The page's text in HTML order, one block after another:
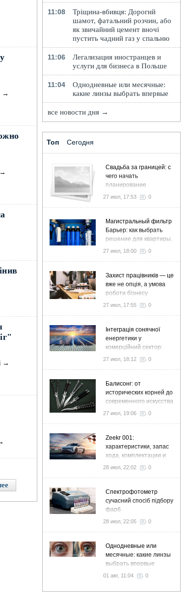
→
→
→
11:08
Тріщина-вбивця: Дорогий
шамот, фатальний розчин, або
як звичайний цемент вночі
пустить чадний газ у спальню
11:06
Легализация иностранцев и
услуги для бизнеса в Польше
11:04
Однодневные или месячные:
какие линзы выбрать впервые
все новости дня →
Топ Сегодня
Свадьба за границей: с
чего начать
планирование
27 июл, 17:53 0
Магистральный фильтр
Барьер: как выбрать
решение для квартиры,
дома и коттеджа
27 июл, 18:00 0
Захист працівників — це
вже не опція, а умова
роботи бізнесу
27 июл, 17:55 0
Інтеграція сонячної
енергетики у
комерційний сектор:
стратегія розвитку та
27 июл, 18:12 0
Балисонг: от
исторических корней до
современного искусства
флиппинга
27 июл, 19:06 0
Zeekr 001:
характеристики, запас
хода, комплектации и
особенности
28 июл, 22:02 0
Спектрофотометр
сучасний спосіб підбору
фарб
28 июл, 22:05 0
Однодневные или
месячные: какие линзы
выбрать впервые
01 авг, 11:04 0